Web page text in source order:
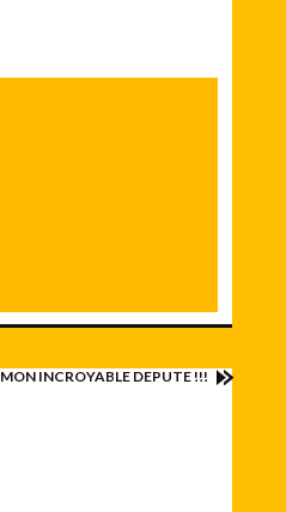
MON INCROYABLE DEPUTE !!!